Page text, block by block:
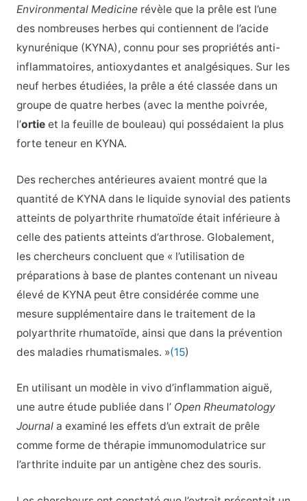
Environmental Medicinerévèle que la prêle est l’une
des nombreuses herbes qui contiennent de l’acide
kynurénique (KYNA), connu pour ses propriétés anti-
inflammatoires, antioxydantes et analgésiques. Sur les
neuf herbes étudiées, la prêle a été classée dans un
groupe de quatre herbes (avec la menthe poivrée,
l’ortieet la feuille de bouleau) qui possédaient la plus
forte teneur en KYNA.
Des recherches antérieures avaient montré que la
quantité de KYNA dans le liquide synovial des patients
atteints de polyarthrite rhumatoïde était inférieure à
celle des patients atteints d’arthrose. Globalement,
les chercheurs concluent que « l’utilisation de
préparations à base de plantes contenant un niveau
élevé de KYNA peut être considérée comme une
mesure supplémentaire dans le traitement de la
polyarthrite rhumatoïde, ainsi que dans la prévention
des maladies rhumatismales. »(15)
En utilisant un modèle in vivo d’inflammation aiguë,
une autre étude publiée dans l’Open Rheumatology
Journala examiné les effets d’un extrait de prêle
comme forme de thérapie immunomodulatrice sur
l’arthrite induite par un antigène chez des souris.